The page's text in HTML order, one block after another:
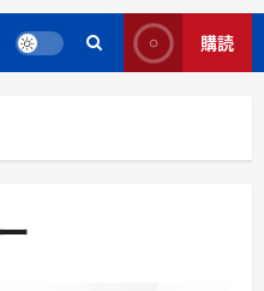
購読